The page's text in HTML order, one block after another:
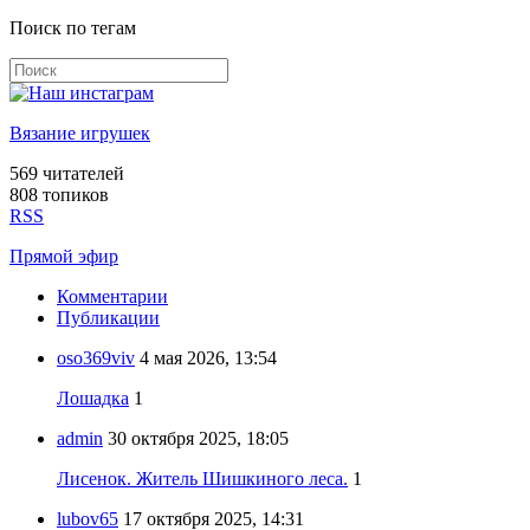
Поиск по тегам
Вязание игрушек
569 читателей
808 топиков
RSS
Прямой эфир
Комментарии
Публикации
oso369viv 4 мая 2026, 13:54
Лошадка 1
admin 30 октября 2025, 18:05
Лисенок. Житель Шишкиного леса. 1
lubov65 17 октября 2025, 14:31